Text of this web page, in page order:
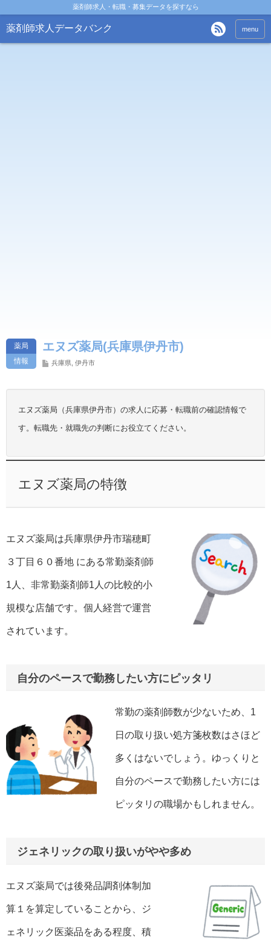
薬剤師求人・転職・募集データを探すなら
薬剤師求人データバンク menu
薬局
情報
エヌズ薬局(兵庫県伊丹市)
兵庫県 伊丹市
エヌズ薬局（兵庫県伊丹市）の求人に応募・転職前の確認情報で
す。転職先・就職先の判断にお役立てください。
エヌズ薬局の特徴
エヌズ薬局は兵庫県伊丹市瑞穂町
３丁目６０番地 にある常勤薬剤師
1人、非常勤薬剤師1人の比較的小
規模な店舗です。個人経営で運営
されています。
自分のペースで勤務したい方にピッタリ
常勤の薬剤師数が少ないため、1
日の取り扱い処方箋枚数はさほど
多くはないでしょう。ゆっくりと
自分のペースで勤務したい方には
ピッタリの職場かもしれません。
ジェネリックの取り扱いがやや多め
エヌズ薬局では後発品調剤体制加
算１を算定していることから、ジ
ェネリック医薬品をある程度、積